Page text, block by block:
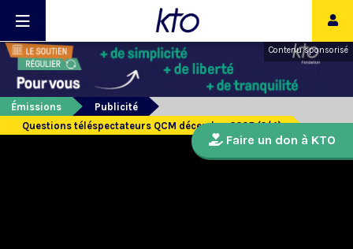
Contenu sponsorisé
Émissions
Publicité
Questions téléspectateurs QCM décembre 2025 (2/4)
Faire un don à KTO